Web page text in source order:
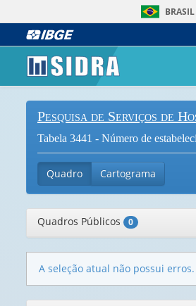
BRASIL
Pesquisa de Serviços de
Tabela 3441 - Número de
Quadro Cartograma
Quadros Públicos 0
A seleção atual não possui erros.